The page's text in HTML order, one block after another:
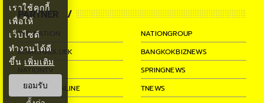
PARTNER
THE NATION
NATIONGROUP
KOMCHADLUEK
BANGKOKBIZNEWS
NATIONTV
SPRINGNEWS
THAINEWSONLINE
TNEWS
เราใช้คุกกี้
เพื่อให้
เว็บไซต์
ทำงานได้ดี
ขึ้น เพิ่มเติม
ยอมรับ